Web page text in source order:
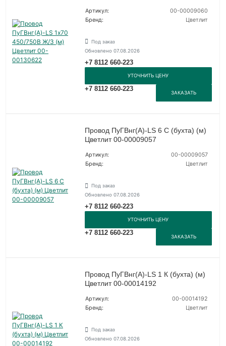
Артикул:
00-00009060
Бренд:
Цветлит
Под заказ
Обновлено 07.08.2026
+7 8112 660-223
УТОЧНИТЬ ЦЕНУ
+7 8112 660-223
ЗАКАЗАТЬ
Провод ПуГВнг(A)-LS 6 С (бухта) (м)
Цветлит 00-00009057
Артикул:
00-00009057
Бренд:
Цветлит
Под заказ
Обновлено 07.08.2026
+7 8112 660-223
УТОЧНИТЬ ЦЕНУ
+7 8112 660-223
ЗАКАЗАТЬ
Провод ПуГВнг(А)-LS 1 К (бухта) (м)
Цветлит 00-00014192
Артикул:
00-00014192
Бренд:
Цветлит
Под заказ
Обновлено 07.08.2026